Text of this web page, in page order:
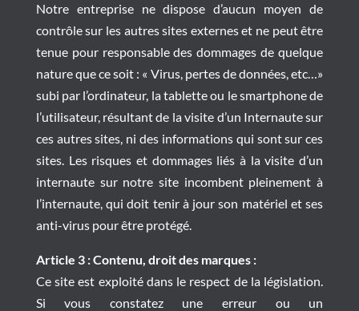
Notre entreprise ne dispose d’aucun moyen de
contrôle sur les autres sites externes et ne peut être
tenue pour responsable des dommages de quelque
nature que ce soit : « Virus, pertes de données, etc…»
subi par l’ordinateur, la tablette ou le smartphone de
l’utilisateur, résultant de la visite d’un Internaute sur
ces autres sites, ni des informations qui sont sur ces
sites. Les risques et dommages liés à la visite d’un
internaute sur notre site incombent pleinement à
l’internaute, qui doit tenir à jour son matériel et ses
anti-virus pour être protégé.
Article 3 : Contenu, droit des marques :
Ce site est exploité dans le respect de la législation.
Si vous constatez une erreur ou un